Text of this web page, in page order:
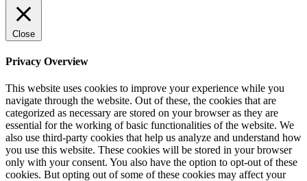
Close
Privacy Overview
This website uses cookies to improve your experience while you
navigate through the website. Out of these, the cookies that are
categorized as necessary are stored on your browser as they are
essential for the working of basic functionalities of the website. We
also use third-party cookies that help us analyze and understand how
you use this website. These cookies will be stored in your browser
only with your consent. You also have the option to opt-out of these
cookies. But opting out of some of these cookies may affect your